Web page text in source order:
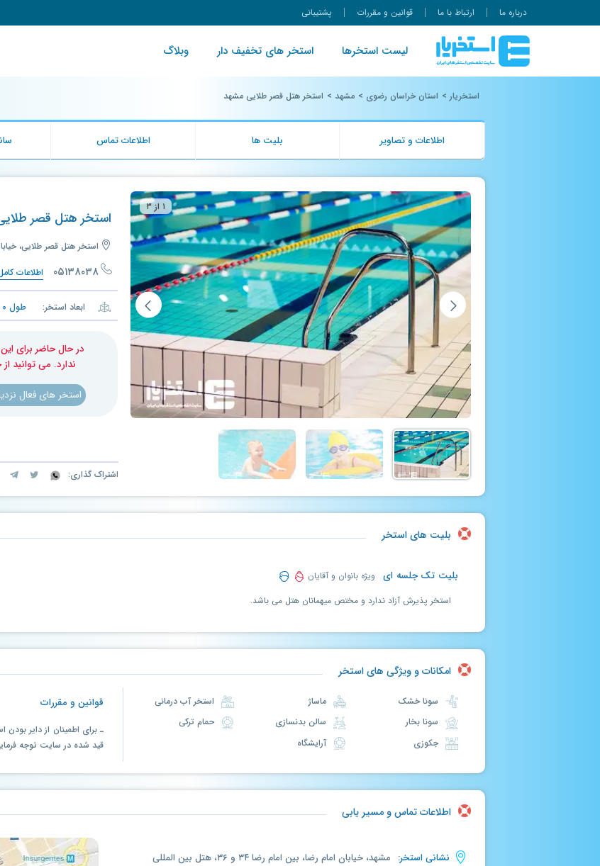
درباره ما ارتباط با ما قوانین و مقررات پشتیبانی
لیست استخرها استخر های تخفیف دار وبلاگ
استخریار > استان خراسان رضوی > مشهد > استخر هتل قصر طلایی مشهد
اطلاعات و تصاویر بلیت ها اطلاعات تماس
استخر هتل قصر
استخر هتل قصر طلایی،
۰۵۱۳۸۰۳۸ اطلاعات
۱ از ۳
ابعاد استخر: طول ۰
در حال حاضر برای
ندارد. می توانید
استخر های فعال
اشتراک گذاری:
بلیت های استخر
بلیت تک جلسه ای ویژه بانوان و آقایان
استخر پذیرش آزاد ندارد و مختص میهمانان هتل می باشد.
امکانات و ویژگی های استخر
قوانین و مقررات
ـ برای اطمینان از دایر
قید شده در سایت توجه
اطلاعات تماس و مسیر یابی
نشانی استخر:
مشهد، خیابان امام رضا، بین امام رضا ۳۴ و ۳۶، هتل بین المللی